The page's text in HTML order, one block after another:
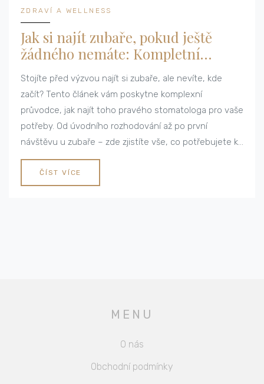
ZDRAVÍ A WELLNESS
Jak si najít zubaře, pokud ještě
žádného nemáte: Kompletní
průvodce
Stojíte před výzvou najít si zubaře, ale nevíte, kde
začít? Tento článek vám poskytne komplexní
průvodce, jak najít toho pravého stomatologa pro vaše
potřeby. Od úvodního rozhodování až po první
návštěvu u zubaře – zde zjistíte vše, co potřebujete k
přežití tohoto někdy stresujícího procesu. Navíc se
dozvíte, jaké jsou vaše možnosti v případě, že
ČÍST VÍCE
MENU
O nás
Obchodní podmínky